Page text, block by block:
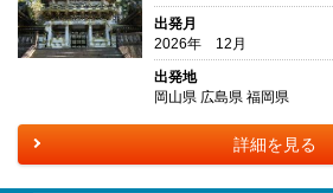
出発月
2026年 12月
出発地
岡山県 広島県 福岡県
詳細を見る